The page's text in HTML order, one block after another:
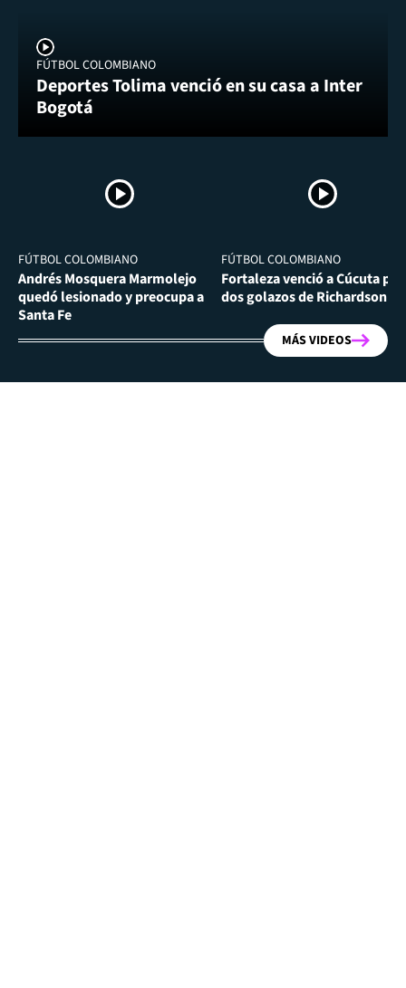
FÚTBOL COLOMBIANO
Deportes Tolima venció en su casa a Inter
Bogotá
FÚTBOL COLOMBIANO
Andrés Mosquera Marmolejo
quedó lesionado y preocupa a
Santa Fe
FÚTBOL COLOMBIANO
Fortaleza venció a Cúcuta por
dos golazos de Richardson
MÁS VIDEOS